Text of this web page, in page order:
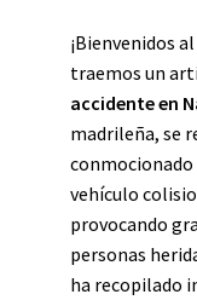
¡Bienvenidos
traemos un
accidente en
madrileña, se
vehículo
provocando
personas
ha recopilado